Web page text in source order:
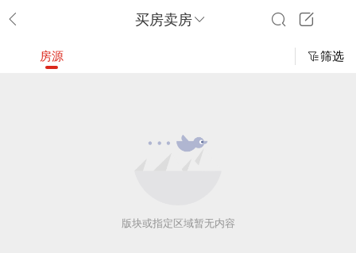
买房卖房
房源 筛选
版块或指定区域暂无内容